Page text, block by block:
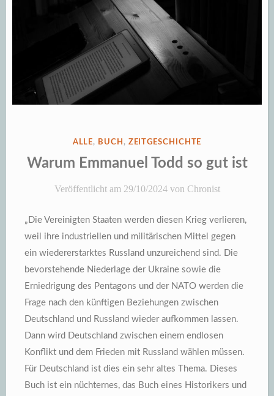
VERÖFFENTLICHT
IN
ALLE, BUCH , ZEITGESCHICHTE
Warum Emmanuel Todd so gut ist
Veröffentlicht am 29/10/2024von Chronist
„Die Vereinigten Staaten werden diesen Krieg verlieren,
weil ihre industriellen und militärischen Mittel gegen
ein wiedererstarktes Russland unzureichend sind. Die
bevorstehende Niederlage der Ukraine sowie die
Erniedrigung des Pentagons und der NATO werden die
Frage nach den künftigen Beziehungen zwischen
Deutschland und Russland wieder aufkommen lassen.
Dann wird Deutschland zwischen einem endlosen
Konflikt und dem Frieden mit Russland wählen müssen.
Für Deutschland ist dies ein sehr altes Thema. Dieses
Buch ist ein nüchternes, das Buch eines Historikers und